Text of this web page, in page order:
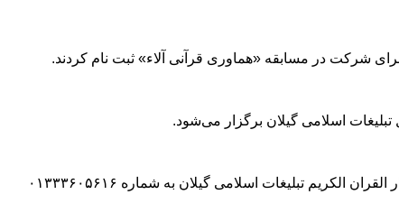
اسلامی گیلان برگزار می‌شود.
وی در پایان گفت: شرکت کنندگان برای کسب اطلاعت بیشتر به اداره تبلیغات اسلامی شهرستان خود مراجعه کرده و یا در ساعت اداری با دار القران الکریم تبلیغات اسلامی گیلان به شماره ۰۱۳۳۳۶۰۵۶۱۶